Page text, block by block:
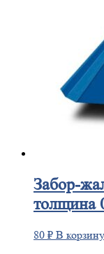
Забор-
толщина
80 ₽ В корзину